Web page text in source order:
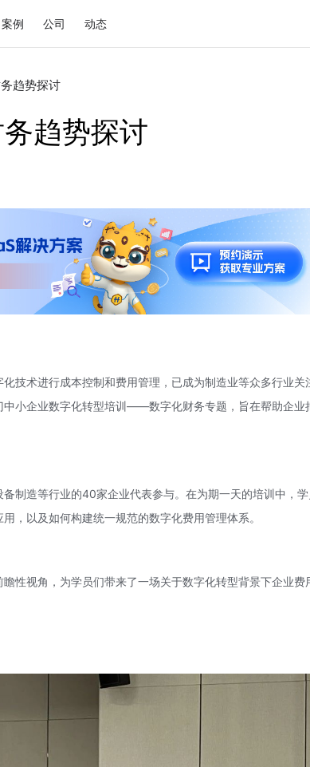
案例 公司 动态
趋势探讨
趋势探讨
技术进行成本控制和费用管理，已成为制造业等众多行业关
小企业数字化转型培训——数字化财务专题，旨在帮助企业
制造等行业的40家企业代表参与。在为期一天的培训中，
，以及如何构建统一规范的数字化费用管理体系。
性视角，为学员们带来了一场关于数字化转型背景下企业费